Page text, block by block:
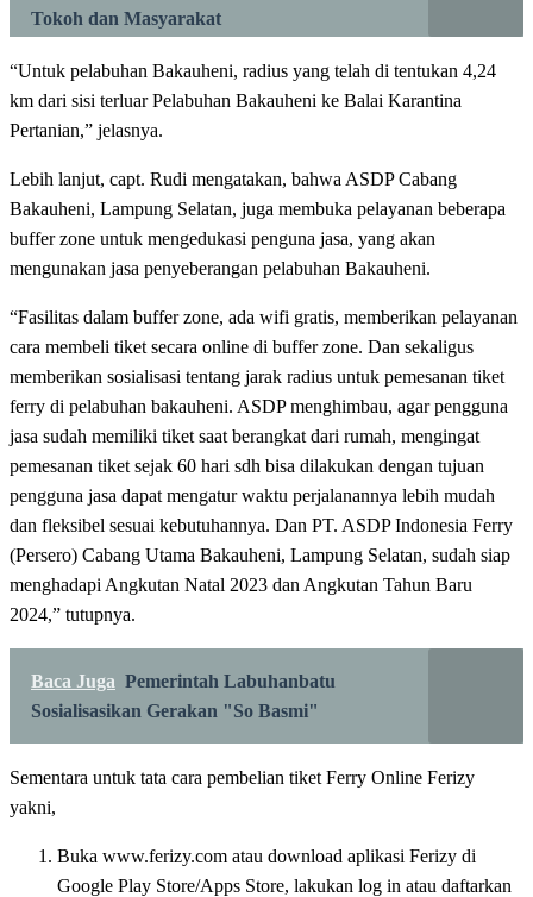
Tokoh dan Masyarakat
“Untuk pelabuhan Bakauheni, radius yang telah di tentukan 4,24
km dari sisi terluar Pelabuhan Bakauheni ke Balai Karantina
Pertanian,” jelasnya.
Lebih lanjut, capt. Rudi mengatakan, bahwa ASDP Cabang
Bakauheni, Lampung Selatan, juga membuka pelayanan beberapa
buffer zone untuk mengedukasi penguna jasa, yang akan
mengunakan jasa penyeberangan pelabuhan Bakauheni.
“Fasilitas dalam buffer zone, ada wifi gratis, memberikan pelayanan
cara membeli tiket secara online di buffer zone. Dan sekaligus
memberikan sosialisasi tentang jarak radius untuk pemesanan tiket
ferry di pelabuhan bakauheni. ASDP menghimbau, agar pengguna
jasa sudah memiliki tiket saat berangkat dari rumah, mengingat
pemesanan tiket sejak 60 hari sdh bisa dilakukan dengan tujuan
pengguna jasa dapat mengatur waktu perjalanannya lebih mudah
dan fleksibel sesuai kebutuhannya. Dan PT. ASDP Indonesia Ferry
(Persero) Cabang Utama Bakauheni, Lampung Selatan, sudah siap
menghadapi Angkutan Natal 2023 dan Angkutan Tahun Baru
2024,” tutupnya.
Baca Juga Pemerintah Labuhanbatu
Sosialisasikan Gerakan "So Basmi"
Sementara untuk tata cara pembelian tiket Ferry Online Ferizy
yakni,
Buka www.ferizy.com atau download aplikasi Ferizy di
Google Play Store/Apps Store, lakukan log in atau daftarkan